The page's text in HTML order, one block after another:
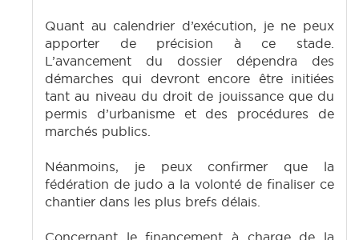
Quant au calendrier d’exécution, je ne peux
apporter de précision à ce stade.
L’avancement du dossier dépendra des
démarches qui devront encore être initiées
tant au niveau du droit de jouissance que du
permis d’urbanisme et des procédures de
marchés publics.
Néanmoins, je peux confirmer que la
fédération de judo a la volonté de finaliser ce
chantier dans les plus brefs délais.